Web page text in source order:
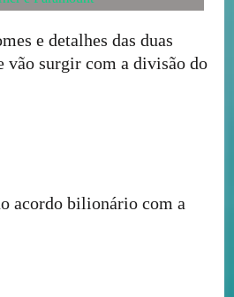
e detalhes das duas
vão surgir com a divisão do
acordo bilionário com a